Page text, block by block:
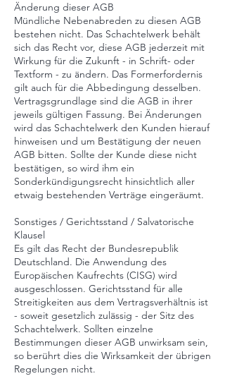
Änderung dieser AGB
Mündliche Nebenabreden zu diesen AGB
bestehen nicht. Das Schachtelwerk behält
sich das Recht vor, diese AGB jederzeit mit
Wirkung für die Zukunft - in Schrift- oder
Textform - zu ändern. Das Formerfordernis
gilt auch für die Abbedingung desselben.
Vertragsgrundlage sind die AGB in ihrer
jeweils gültigen Fassung. Bei Änderungen
wird das Schachtelwerk den Kunden hierauf
hinweisen und um Bestätigung der neuen
AGB bitten. Sollte der Kunde diese nicht
bestätigen, so wird ihm ein
Sonderkündigungsrecht hinsichtlich aller
etwaig bestehenden Verträge eingeräumt.
Sonstiges / Gerichtsstand / Salvatorische
Klausel
Es gilt das Recht der Bundesrepublik
Deutschland. Die Anwendung des
Europäischen Kaufrechts (CISG) wird
ausgeschlossen. Gerichtsstand für alle
Streitigkeiten aus dem Vertragsverhältnis ist
- soweit gesetzlich zulässig - der Sitz des
Schachtelwerk. Sollten einzelne
Bestimmungen dieser AGB unwirksam sein,
so berührt dies die Wirksamkeit der übrigen
Regelungen nicht.